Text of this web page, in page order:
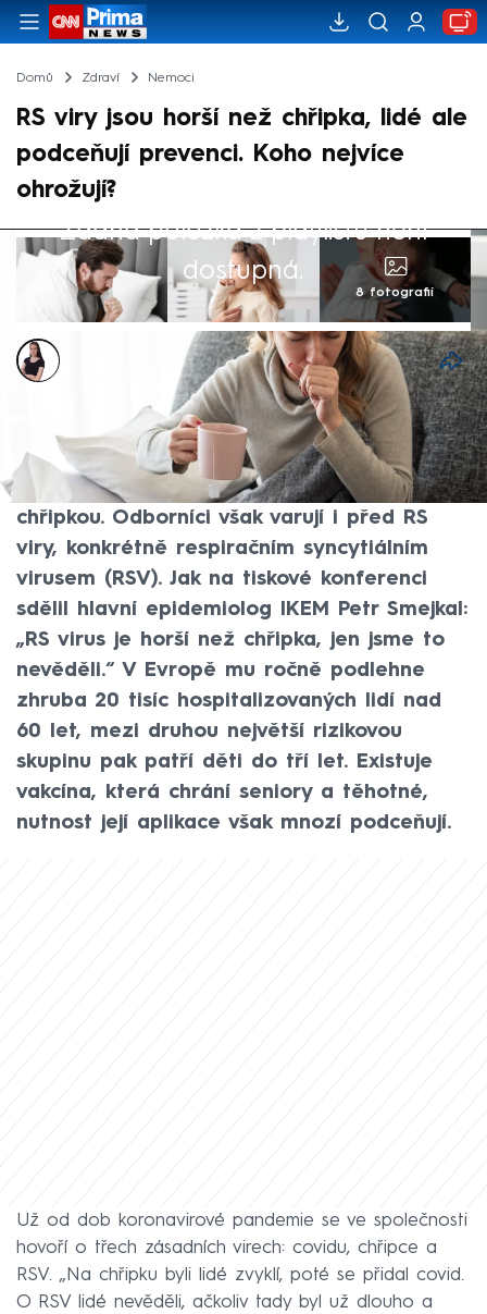
Domů Zdraví Nemoci
RS viry jsou horší než chřipka, lidé ale
podceňují prevenci. Koho nejvíce
ohrožují?
Žádná položka z playlistu není
dostupná.
8 fotografií
Monika Kabourková
27. říj 2024, 21:58
Ve spojitosti s nadcházející zimní sezónou
se ve společnosti hovoří zejména o
zdravotním riziku spojeném s covidem a
chřipkou. Odborníci však varují i před RS
viry, konkrétně respiračním syncytiálním
virusem (RSV). Jak na tiskové konferenci
sdělil hlavní epidemiolog IKEM Petr Smejkal:
„RS virus je horší než chřipka, jen jsme to
nevěděli.“ V Evropě mu ročně podlehne
zhruba 20 tisíc hospitalizovaných lidí nad
60 let, mezi druhou největší rizikovou
skupinu pak patří děti do tří let. Existuje
vakcína, která chrání seniory a těhotné,
nutnost její aplikace však mnozí podceňují.
Už od dob koronavirové pandemie se ve společnosti
hovoří o třech zásadních virech: covidu, chřipce a
RSV. „Na chřipku byli lidé zvyklí, poté se přidal covid.
O RSV lidé nevěděli, ačkoliv tady byl už dlouho a